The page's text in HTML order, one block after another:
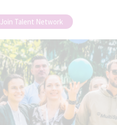
Join Talent Network